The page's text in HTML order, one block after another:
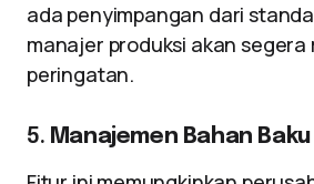
ada penyimpangan dari
manajer produksi akan
peringatan.
5. Manajemen Bahan Baku